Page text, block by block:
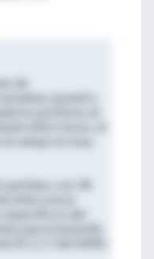
de
juvenil y
positivos al
partidos con 34
infecciosos
para transmitir